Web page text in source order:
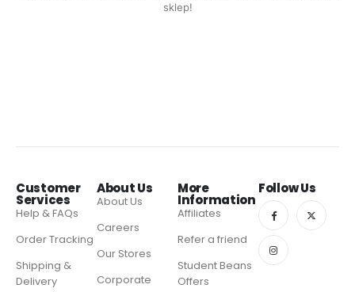
sklep!
Customer
Services
Help & FAQs
Order Tracking
Shipping &
Delivery
About Us
About Us
Careers
Our Stores
Corporate
More
Information
Affiliates
Refer a friend
Student Beans
Offers
Follow Us